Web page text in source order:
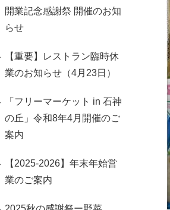
開業記念感謝祭 開催のお知
らせ
【重要】レストラン臨時休
業のお知らせ（4月23日）
「フリーマーケット in 石神
の丘」令和8年4月開催のご
案内
【2025-2026】年末年始営
業のご案内